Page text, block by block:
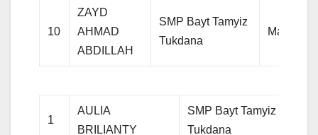
10
ZAYD
AHMAD
ABDILLAH
SMP Bayt Tamyiz
Tukdana
1
AULIA
BRILIANTY
SMP Bayt Tamyiz
Tukdana